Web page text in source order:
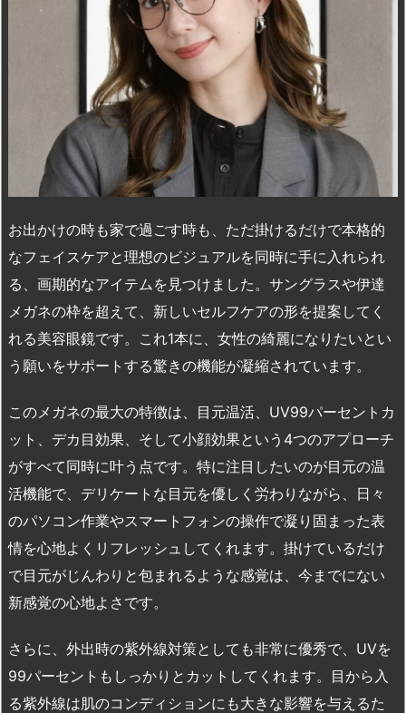
お出かけの時も家で過ごす時も、ただ掛けるだけで本格的
なフェイスケアと理想のビジュアルを同時に手に入れられ
る、画期的なアイテムを見つけました。サングラスや伊達
メガネの枠を超えて、新しいセルフケアの形を提案してく
れる美容眼鏡です。これ1本に、女性の綺麗になりたいとい
う願いをサポートする驚きの機能が凝縮されています。
このメガネの最大の特徴は、目元温活、UV99パーセントカ
ット、デカ目効果、そして小顔効果という4つのアプローチ
がすべて同時に叶う点です。特に注目したいのが目元の温
活機能で、デリケートな目元を優しく労わりながら、日々
のパソコン作業やスマートフォンの操作で凝り固まった表
情を心地よくリフレッシュしてくれます。掛けているだけ
で目元がじんわりと包まれるような感覚は、今までにない
新感覚の心地よさです。
さらに、外出時の紫外線対策としても非常に優秀で、UVを
99パーセントもしっかりとカットしてくれます。目から入
る紫外線は肌のコンディションにも大きな影響を与えるた